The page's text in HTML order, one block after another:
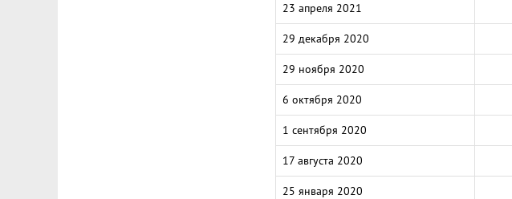
23 апреля 2021
29 декабря 2020
29 ноября 2020
6 октября 2020
1 сентября 2020
17 августа 2020
25 января 2020